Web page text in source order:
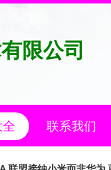
限公司
全 联系我们